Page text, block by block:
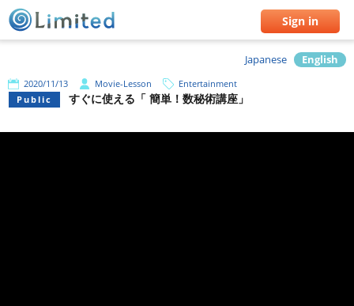
Sign in
Japanese English
2020/11/13 Movie-Lesson
Entertainment
Public
すぐに使える「 簡単！数秘術講座」